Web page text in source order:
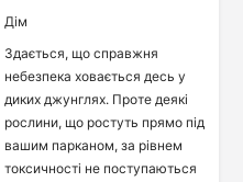
Дім
Здається, що справжня
небезпека ховається десь у
диких джунглях. Проте деякі
рослини, що ростуть прямо під
вашим парканом, за рівнем
токсичності не поступаються